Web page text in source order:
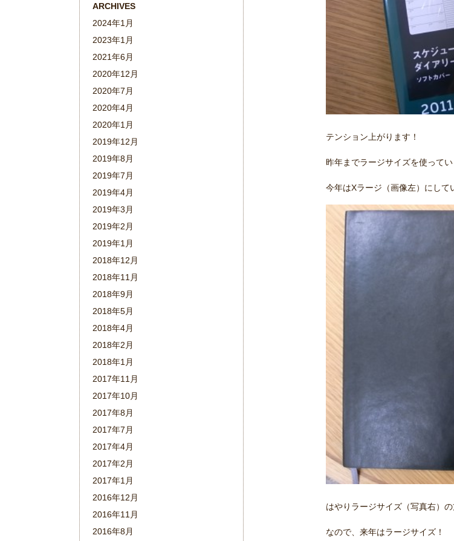
ARCHIVES
2024年1月
2023年1月
2021年6月
2020年12月
2020年7月
2020年4月
2020年1月
2019年12月
2019年8月
2019年7月
2019年4月
2019年3月
2019年2月
2019年1月
2018年12月
2018年11月
2018年9月
2018年5月
2018年4月
2018年2月
2018年1月
2017年11月
2017年10月
2017年8月
2017年7月
2017年4月
2017年2月
2017年1月
2016年12月
2016年11月
2016年8月
テンション上がります！
昨年までラージサイズを使ってい
今年はXラージ（画像左）にして
はやりラージサイズ（写真右）
なので、来年はラージサイズ！